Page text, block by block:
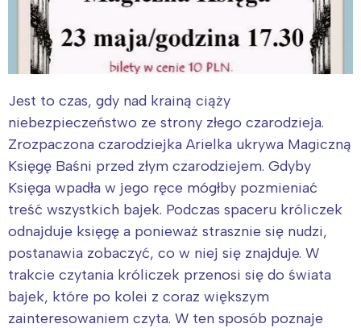
Jest to czas, gdy nad krainą ciąży
niebezpieczeństwo ze strony złego czarodzieja.
Zrozpaczona czarodziejka Arielka ukrywa Magiczną
Księgę Baśni przed złym czarodziejem. Gdyby
Księga wpadła w jego ręce mógłby pozmieniać
treść wszystkich bajek. Podczas spaceru króliczek
odnajduje księgę a ponieważ strasznie się nudzi,
postanawia zobaczyć, co w niej się znajduje. W
trakcie czytania króliczek przenosi się do świata
bajek, które po kolei z coraz większym
zainteresowaniem czyta. W ten sposób poznaje